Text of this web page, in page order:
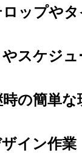
ップや
やスケジ
の簡単な
イン作業